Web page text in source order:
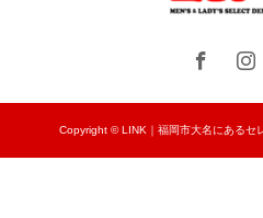
Copyright © LINK｜福岡市大名にあるセ